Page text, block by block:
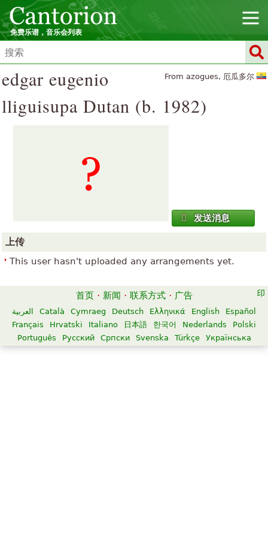
免费乐谱，音乐会列表
From azogues, 厄瓜多尔
edgar eugenio
lliguisupa Dutan (b. 1982)
发送消息
上传
This user hasn't uploaded any arrangements yet.
首页 · 新闻 · 联系方式 · 广告
العربية Català Cymraeg Deutsch Ελληνικά English
Español
Français
Hrvatski Italiano 日本語 한국어 Nederlands
Polski
Português
Русский Српски Svenska Türkçe Українська